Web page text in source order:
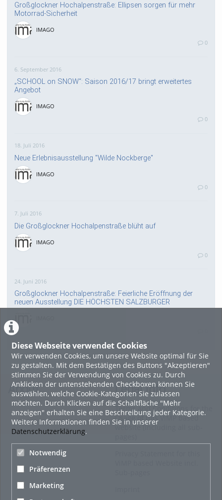
Diese Webseite verwendet Cookies
Wir verwenden Cookies, um unsere Website optimal für Sie
zu gestalten. Mit dem Bestätigen des Buttons "Akzeptieren"
stimmen Sie der Verwendung von Cookies zu. Durch
Anklicken der untenstehenden Checkboxen können Sie
auswählen, welche Cookie-Kategorien Sie zulassen
möchten. Durch Klicken auf die Schaltfläche "Mehr
anzeigen" erhalten Sie eine Beschreibung jeder Kategorie.
Weitere Informationen finden Sie in unserer
Datenschutzerklärung.
Notwendig
Präferenzen
Marketing
Großglockner Hochalpenstraße: Ellipsen sorgen für mehr
Motorrad-Sicherheit
IMAGO
0
6. September 2016
„SCHOOL on SNOW“: Saison 2016/17 bringt erweitertes
Angebot
IMAGO
0
18. Juli 2016
Neue Erlebnisausstellung "Wilde Nockberge"
IMAGO
0
7. Juli 2016
Die Großglockner Hochalpenstraße blüht auf
IMAGO
0
24. Juni 2016
Großglockner Hochalpenstraße: Feierliche Eröffnung der
neuen Ausstellung DIE HÖCHSTEN SALZBURGER
18. Februar 2015
Altstadt Salzburg Fashion Night
HOHU
Alle Blogeinträge zeigen
About Legal Info
Terms and Conditions for the
Usage of this ViMP based
website (including all sub-